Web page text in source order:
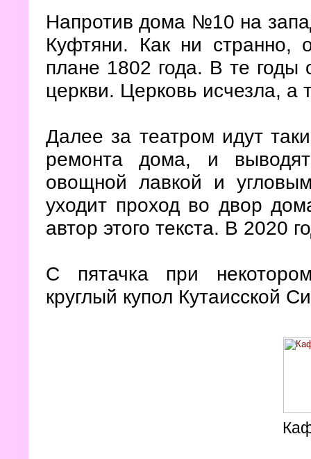
Напротив дома №10 на
Куфтяни. Как ни странно,
плане 1802 года. В те годы
церкви. Церковь исчезла, а
Далее за театром идут
ремонта дома, и
овощной лавкой и
уходит проход во двор
автор этого текста. В 2020
С пятачка при
круглый купол Кутаисской